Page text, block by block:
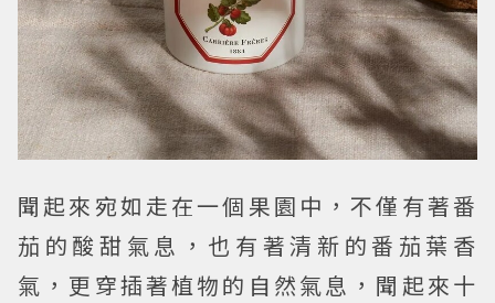
聞起來宛如走在一個果園中，不僅有著番
茄的酸甜氣息，也有著清新的番茄葉香
氣，更穿插著植物的自然氣息，聞起來十